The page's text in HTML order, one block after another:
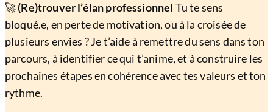
🚀(Re)trouver l’élan professionnel Tu te sens
bloqué.e, en perte de motivation, ou à la croisée de
plusieurs envies ? Je t’aide à remettre du sens dans ton
parcours, à identifier ce qui t’anime, et à construire les
prochaines étapes en cohérence avec tes valeurs et ton
rythme.